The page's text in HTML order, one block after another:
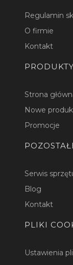
Regulamin
O firmie
Kontakt
PRODUKTY
Strona
Nowe
Promocje
Serwis
Blog
Kontakt
PLIKI
Ustawienia